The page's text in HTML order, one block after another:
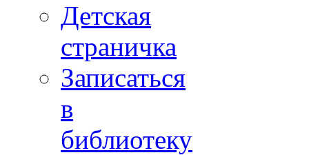
Детская
страничка
Записаться
в
библиотеку